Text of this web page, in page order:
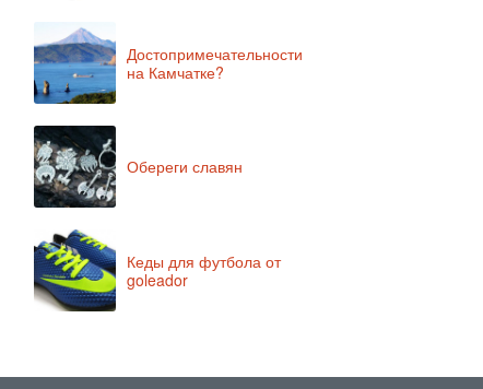
Достопримечательности
на Камчатке?
Обереги славян
Кеды для футбола от
goleador